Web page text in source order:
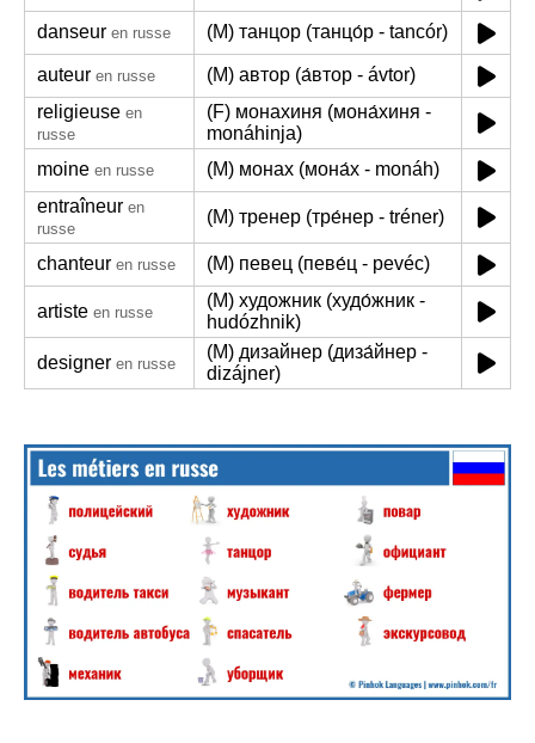
danseur en russe (M) танцор (танцо́р - tancór)
auteur en russe
(M) автор (а́втор - ávtor)
religieuse en
russe
(F) монахиня (мона́хиня -
monáhinja)
moine en russe
(M) монах (мона́х - monáh)
entraîneur en
russe
(M) тренер (тре́нер - tréner)
chanteur en russe (M) певец (певе́ц - pevéc)
artiste en russe
(M) художник (худо́жник -
hudózhnik)
designer en russe
(M) дизайнер (диза́йнер -
dizájner)